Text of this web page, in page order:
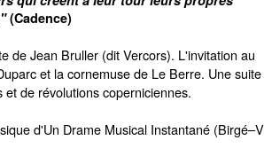
(Cadence)
de Jean Bruller (dit Vercors). L'invitation au
et la cornemuse de Le Berre. Une
et de révolutions coperniciennes.
d'Un Drame Musical Instantané